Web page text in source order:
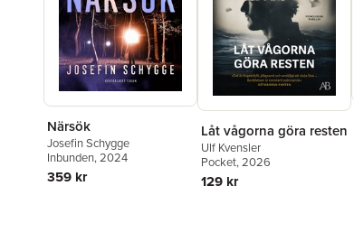
Närsök
Josefin Schygge
Inbunden, 2024
359 kr
Låt vågorna göra resten
Ulf Kvensler
Pocket, 2026
129 kr